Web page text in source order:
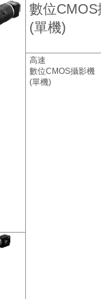
數位CMOS
(單機)
高速
數位CMOS攝影機
(單機)